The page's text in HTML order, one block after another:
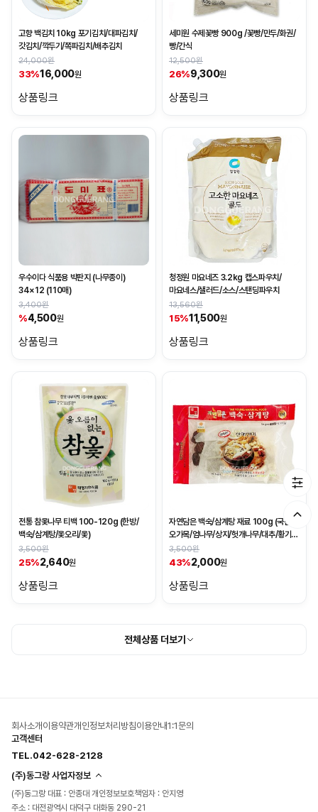
고향 백김치 10kg 포기김치/대파김치/
갓김치/깍두기/쪽파김치/배추김치
24,000원
33%16,000원
상품링크
세미원 수제꽃빵 900g /꽃빵/만두/화권/
빵/간식
12,500원
26%9,300원
상품링크
우수이다 식품용 박판지 (나무종이)
34×12 (110매)
3,400원
%4,500원
상품링크
청정원 마요네즈 3.2kg 캡스파우치/
마요네스/샐러드/소스/스탠딩파우치
13,560원
15%11,500원
상품링크
전통 참옻나무 티백 100-120g (한방/
백숙/삼계탕/옻오리/옻)
3,500원
25%2,640원
상품링크
자연담은 백숙/삼계탕 재료 100g (국산/
오가목/엄나무/상지/헛개나무/대추/황기/
천궁)
3,500원
43%2,000원
상품링크
전체상품 더보기
회사소개 이용약관개인정보처리방침이용안내1:1문의
(주)동그랑 사업자정보
(주)동그랑 대표 : 안종대 개인정보보호책임자 : 안지영
주소 : 대전광역시 대덕구 대화동 290-21
고객센터
TEL.042-628-2128